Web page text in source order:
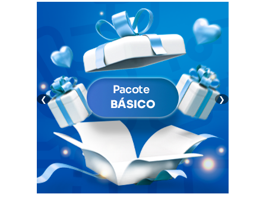
❮ ❯